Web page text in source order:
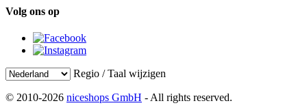
Volg ons op
Regio / Taal wijzigen
© 2010-2026 niceshops GmbH - All rights reserved.